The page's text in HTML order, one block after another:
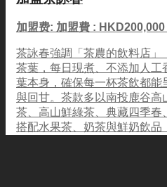
加盟费: 加盟費 : HKD200,000
茶詠春強調「茶農的飲料店
茶葉，每日現煮、不添加人
葉本身，確保每一杯茶飲都能
與回甘。茶款多以南投鹿谷高
茶、高山鮮綠茶、典藏四季春
搭配水果茶、奶茶與鮮奶飲品